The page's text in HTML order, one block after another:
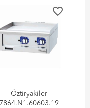
favorite_border
Öztiryakiler
7864.N1.60603.19